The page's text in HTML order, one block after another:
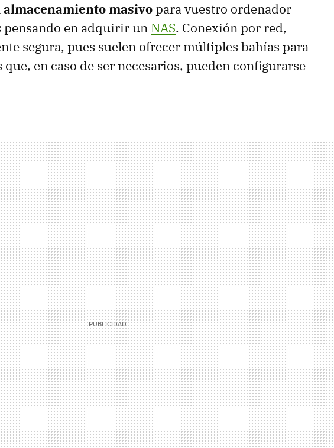
almacenamiento masivopara vuestro ordenador
pensando en adquirir un NAS. Conexión por red,
segura, pues suelen ofrecer múltiples bahías para
en caso de ser necesarios, pueden configurarse